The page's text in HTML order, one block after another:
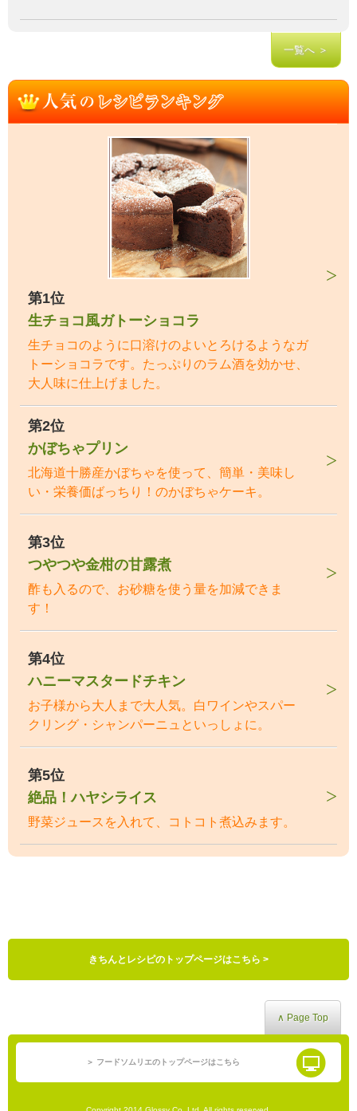
一覧へ ＞
第1位
生チョコ風ガトーショコラ
生チョコのように口溶けのよいとろけるようなガ
トーショコラです。たっぷりのラム酒を効かせ、
大人味に仕上げました。
第2位
かぼちゃプリン
北海道十勝産かぼちゃを使って、簡単・美味し
い・栄養価ばっちり！のかぼちゃケーキ。
第3位
つやつや金柑の甘露煮
酢も入るので、お砂糖を使う量を加減できま
す！
第4位
ハニーマスタードチキン
お子様から大人まで大人気。白ワインやスパー
クリング・シャンパーニュといっしょに。
第5位
絶品！ハヤシライス
野菜ジュースを入れて、コトコト煮込みます。
きちんとレシピのトップページはこちら >
∧ Page Top
＞ フードソムリエのトップページはこちら